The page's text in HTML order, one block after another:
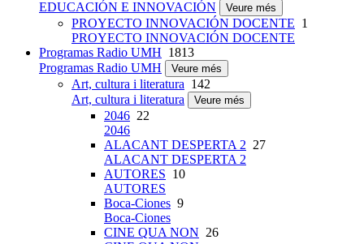
EDUCACIÓN E INNOVACIÓN Veure més
PROYECTO INNOVACIÓN DOCENTE 1
PROYECTO INNOVACIÓN DOCENTE
Programas Radio UMH 1813
Programas Radio UMH
Veure més
Art, cultura i literatura 142
Art, cultura i literatura
Veure més
2046 22
2046
ALACANT DESPERTA 2 27
ALACANT DESPERTA 2
AUTORES 10
AUTORES
Boca-Ciones 9
Boca-Ciones
CINE QUA NON 26